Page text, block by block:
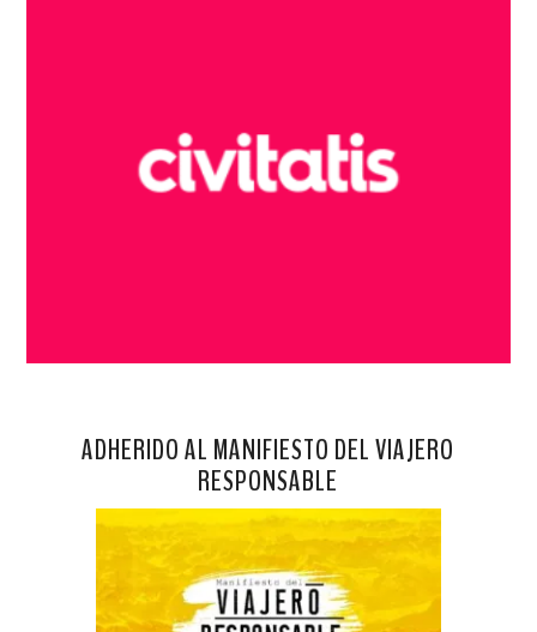
ADHERIDO AL MANIFIESTO DEL VIAJERO
RESPONSABLE